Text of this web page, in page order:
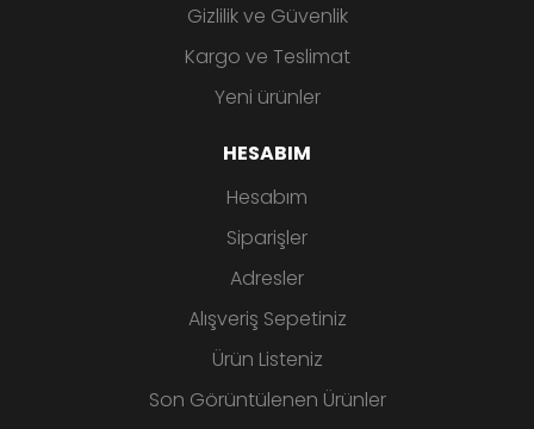
Gizlilik ve Güvenlik
Kargo ve Teslimat
Yeni ürünler
HESABIM
Hesabım
Siparişler
Adresler
Alışveriş Sepetiniz
Ürün Listeniz
Son Görüntülenen Ürünler